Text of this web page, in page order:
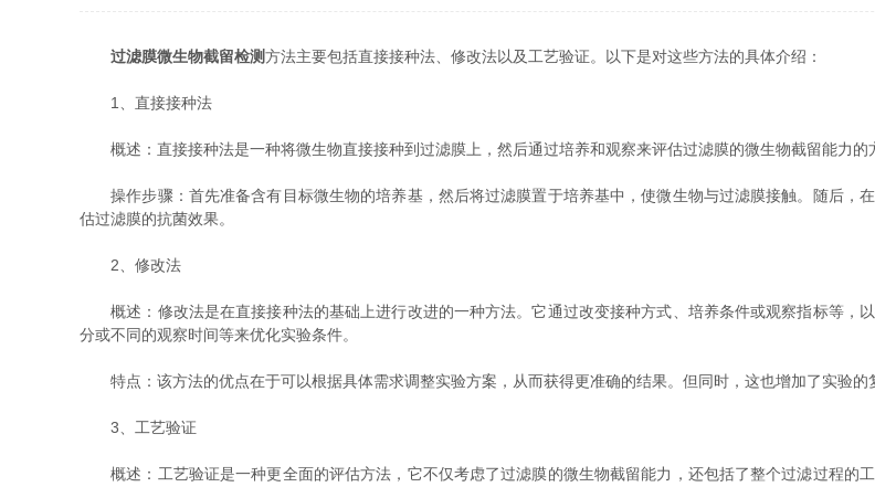
过滤膜微生物截留检测方法主要包括直接接种法、修改法以及工艺验证。以下是对这些方法的具体介绍：
1、直接接种法
概述：直接接种法是一种将微生物直接接种到过滤膜上，然后通过培养和观察来评估过滤膜的微生物截留能力的
操作步骤：首先准备含有目标微生物的培养基，然后将过滤膜置于培养基中，使微生物与过滤膜接触。随后，
估过滤膜的抗菌效果。
2、修改法
概述：修改法是在直接接种法的基础上进行改进的一种方法。它通过改变接种方式、培养条件或观察指标等，
分或不同的观察时间等来优化实验条件。
特点：该方法的优点在于可以根据具体需求调整实验方案，从而获得更准确的结果。但同时，这也增加了实验的
3、工艺验证
概述：工艺验证是一种更全面的评估方法，它不仅考虑了过滤膜的微生物截留能力，还包括了整个过滤过程的